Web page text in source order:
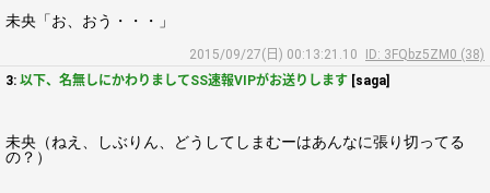
未央「お、おう・・・」
2015/09/27(日) 00:13:21.10
ID: 3FQbz5ZM0 (38)
3: 以下、名無しにかわりましてSS速報VIPがお送りします [saga]
未央（ねえ、しぶりん、どうしてしまむーはあんなに張り切ってる
の？）